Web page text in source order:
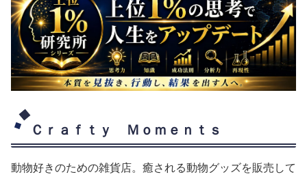
Ｃｒａｆｔｙ Ｍｏｍｅｎｔｓ
動物好きのための雑貨店。癒される動物グッズを販売して